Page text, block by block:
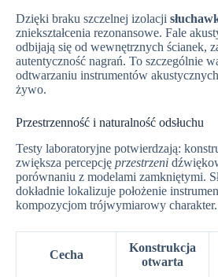
Dzięki braku szczelnej izolacji
zniekształcenia rezonansowe. Fale
odbijają się od wewnętrznych ścianek,
autentyczność nagrań. To szczególnie
odtwarzaniu instrumentów
żywo.
Przestrzenność i naturalność odsłuchu
Testy laboratoryjne potwierdzają:
zwiększa percepcję przestrzeni
porównaniu z modelami zamkniętymi.
dokładnie lokalizuje położenie
kompozycjom trójwymiarowy charakter.
Cecha
Konstrukcja
otwarta